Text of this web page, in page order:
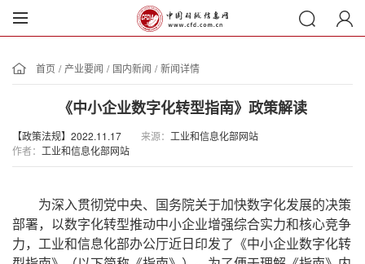
首页 / 产业要闻 / 国内新闻 / 新闻详情
《中小企业数字化转型指南》政策解读
【政策法规】2022.11.17 来源： 工业和信息化部网站
作者： 工业和信息化部网站
为深入贯彻党中央、国务院关于加快数字化发展的决策
部署，以数字化转型推动中小企业增强综合实力和核心竞争
力，工业和信息化部办公厅近日印发了《中小企业数字化转